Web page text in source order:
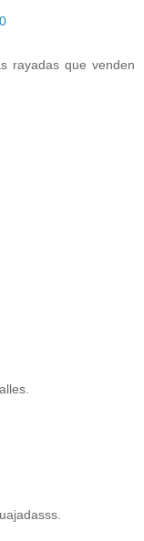
rayadas que venden